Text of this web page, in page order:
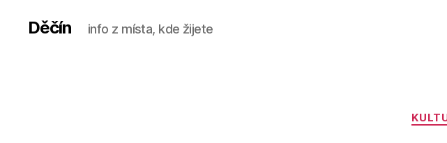
Děčín info z místa, kde žijete